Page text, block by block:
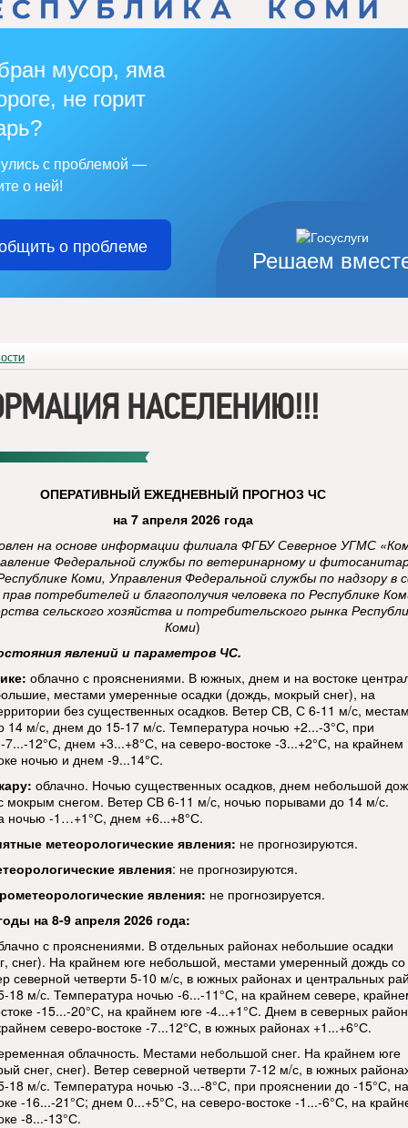
Решаем
мусор, яма
не горит
с проблемой —
о ней!
о проблеме
НАСЕЛЕНИЮ!!!
ОПЕРАТИВНЫЙ ЕЖЕДНЕВНЫЙ ПРОГНОЗ ЧС
на 7 апреля 2026 года
на основе информации филиала ФГБУ Северное УГМС
Федеральной службы по ветеринарному и
Коми, Управления Федеральной службы по надзору в
потребителей и благополучия человека по Республике
сельского хозяйства и потребительского рынка
Коми)
явлений и параметров ЧС.
облачно с прояснениями. В южных, днем и на востоке
местами умеренные осадки (дождь, мокрый снег), на
без существенных осадков. Ветер СВ, С 6-11 м/с,
14 м/с, днем до 15-17 м/с. Температура ночью +2...-3°С, при
7...-12°С, днем +3...+8°С, на северо-востоке -3...+2°С, на крайнем
ночью и днем -9...14°С.
облачно. Ночью существенных осадков, днем небольшой
мокрым снегом. Ветер СВ 6-11 м/с, ночью порывами до 14 м/с.
ночью -1…+1°С, днем +6...+8°С.
метеорологические явления: не прогнозируются.
явления: не прогнозируются.
явления: не прогнозируется.
на 8-9 апреля 2026 года:
с прояснениями. В отдельных районах небольшие осадки
снег). На крайнем юге небольшой, местами умеренный дождь со
северной четверти 5-10 м/с, в южных районах и центральных
18 м/с. Температура ночью -6...-11°С, на крайнем севере,
-15...-20°С, на крайнем юге -4...+1°С. Днем в северных
северо-востоке -7...12°С, в южных районах +1...+6°С.
облачность. Местами небольшой снег. На крайнем юге
снег, снег). Ветер северной четверти 7-12 м/с, в южных
18 м/с. Температура ночью -3...-8°С, при прояснении до -15°С, на
-16...-21°С; днем 0...+5°С, на северо-востоке -1...-6°С, на
-8...-13°С.